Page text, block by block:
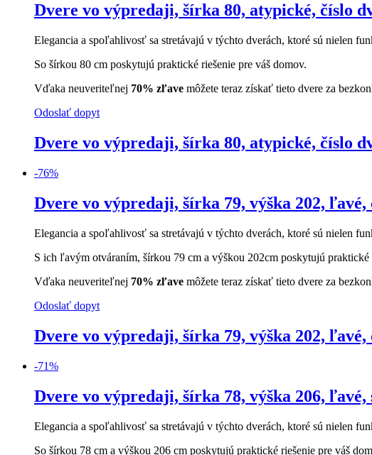
Dvere vo výpredaji, šírka 80, atypické, číslo
Elegancia a spoľahlivosť sa stretávajú v týchto dverách, ktoré sú nielen
So šírkou 80 cm poskytujú praktické riešenie pre váš domov.
Vďaka neuveriteľnej 70% zľave môžete teraz získať tieto dvere za
Odoslať dopyt
Dvere vo výpredaji, šírka 80, atypické, číslo
-76%
Dvere vo výpredaji, šírka 79, výška 202, ľavé,
Elegancia a spoľahlivosť sa stretávajú v týchto dverách, ktoré sú nielen
S ich ľavým otváraním, šírkou 79 cm a výškou 202cm poskytujú praktické
Vďaka neuveriteľnej 70% zľave môžete teraz získať tieto dvere za
Odoslať dopyt
Dvere vo výpredaji, šírka 79, výška 202, ľavé,
-71%
Dvere vo výpredaji, šírka 78, výška 206, ľavé,
Elegancia a spoľahlivosť sa stretávajú v týchto dverách, ktoré sú nielen
So šírkou 78 cm a výškou 206 cm poskytujú praktické riešenie pre váš